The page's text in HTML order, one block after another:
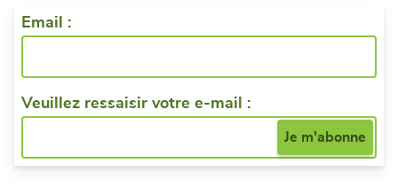
Email :
Veuillez ressaisir votre e-mail :